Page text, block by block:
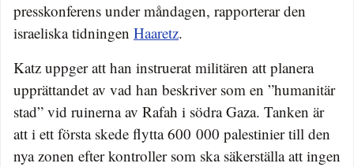
presskonferens under måndagen, rapporterar den
israeliska tidningen Haaretz.
Katz uppger att han instruerat militären att planera
upprättandet av vad han beskriver som en ”humanitär
stad” vid ruinerna av Rafah i södra Gaza. Tanken är
att i ett första skede flytta 600 000 palestinier till den
nya zonen efter kontroller som ska säkerställa att ingen